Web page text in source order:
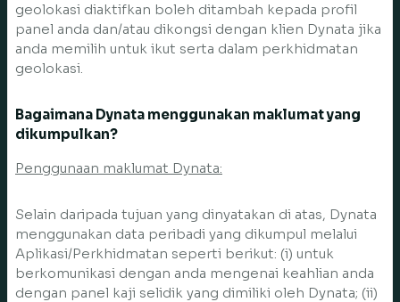
geolokasi diaktifkan boleh ditambah kepada profil
panel anda dan/atau dikongsi dengan klien Dynata jika
anda memilih untuk ikut serta dalam perkhidmatan
geolokasi.
Bagaimana Dynata menggunakan maklumat yang
dikumpulkan?
Penggunaan maklumat Dynata:
Selain daripada tujuan yang dinyatakan di atas, Dynata
menggunakan data peribadi yang dikumpul melalui
Aplikasi/Perkhidmatan seperti berikut: (i) untuk
berkomunikasi dengan anda mengenai keahlian anda
dengan panel kaji selidik yang dimiliki oleh Dynata; (ii)